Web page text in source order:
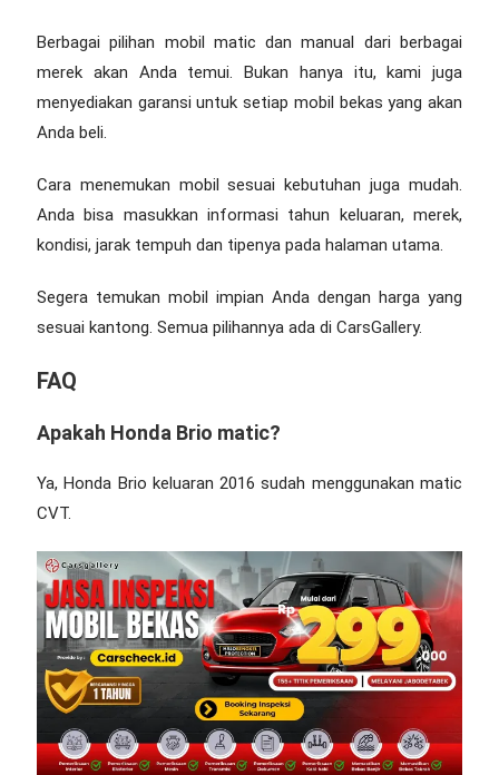
Berbagai pilihan mobil matic dan manual dari berbagai
merek akan Anda temui. Bukan hanya itu, kami juga
menyediakan garansi untuk setiap mobil bekas yang akan
Anda beli.
Cara menemukan mobil sesuai kebutuhan juga mudah.
Anda bisa masukkan informasi tahun keluaran, merek,
kondisi, jarak tempuh dan tipenya pada halaman utama.
Segera temukan mobil impian Anda dengan harga yang
sesuai kantong. Semua pilihannya ada di CarsGallery.
FAQ
Apakah Honda Brio matic?
Ya, Honda Brio keluaran 2016 sudah menggunakan matic
CVT.